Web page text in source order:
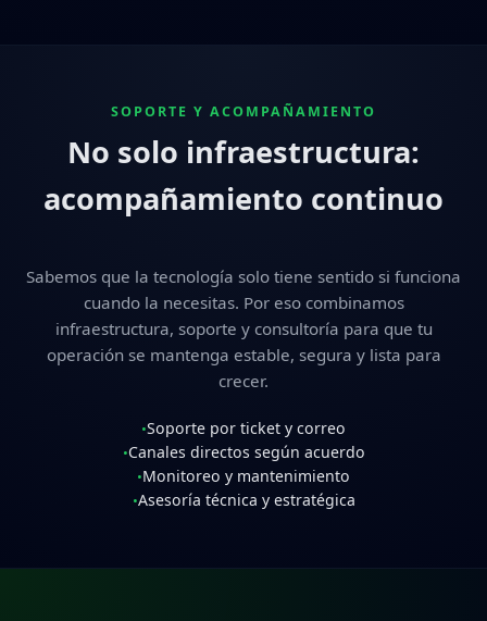
SOPORTE Y ACOMPAÑAMIENTO
No solo infraestructura:
acompañamiento continuo
Sabemos que la tecnología solo tiene sentido si funciona
cuando la necesitas. Por eso combinamos
infraestructura, soporte y consultoría para que tu
operación se mantenga estable, segura y lista para
crecer.
•Soporte por ticket y correo
•Canales directos según acuerdo
•Monitoreo y mantenimiento
•Asesoría técnica y estratégica